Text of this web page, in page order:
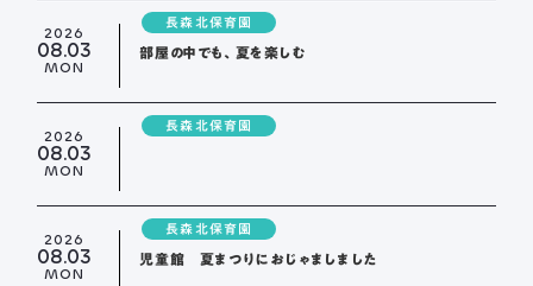
2026
08.03
MON
長森北保育園
部屋の中でも、夏を楽しむ
2026
08.03
MON
長森北保育園
2026
08.03
MON
長森北保育園
児童館 夏まつりにおじゃましました